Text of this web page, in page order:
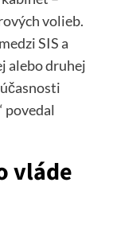
volieb.
SIS a
alebo druhej
povedal
vláde